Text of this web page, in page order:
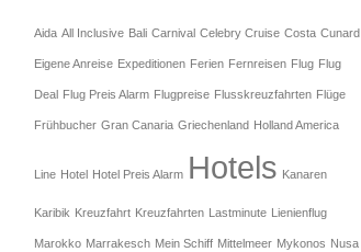
Aida All Inclusive Bali Carnival Celebry Cruise Costa Cunard
Eigene Anreise Expeditionen Ferien Fernreisen Flug Flug
Deal Flug Preis Alarm Flugpreise Flusskreuzfahrten Flüge
Frühbucher Gran Canaria Griechenland Holland America
Line Hotel Hotel Preis Alarm Hotels Kanaren
Karibik Kreuzfahrt Kreuzfahrten Lastminute Lienienflug
Marokko Marrakesch Mein Schiff Mittelmeer Mykonos Nusa